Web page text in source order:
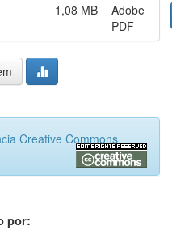
1,08 MB
Adobe
PDF
Creative Commons
por: